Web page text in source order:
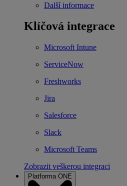
Další informace
Klíčová integrace
Microsoft Intune
ServiceNow
Freshworks
Jira
Salesforce
Slack
Microsoft Teams
Zobrazit veškerou integraci
Platforma ONE